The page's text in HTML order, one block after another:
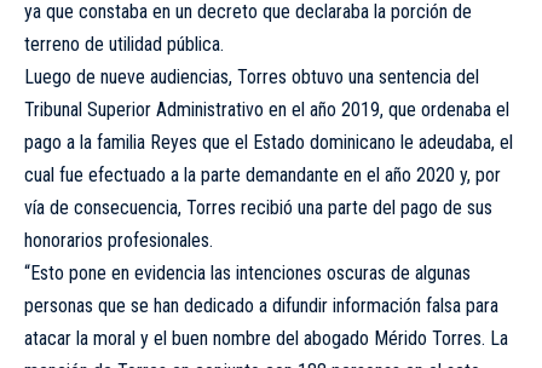
ya que constaba en un decreto que declaraba la porción de
terreno de utilidad pública.
Luego de nueve audiencias, Torres obtuvo una sentencia del
Tribunal Superior Administrativo en el año 2019, que ordenaba el
pago a la familia Reyes que el Estado dominicano le adeudaba, el
cual fue efectuado a la parte demandante en el año 2020 y, por
vía de consecuencia, Torres recibió una parte del pago de sus
honorarios profesionales.
“Esto pone en evidencia las intenciones oscuras de algunas
personas que se han dedicado a difundir información falsa para
atacar la moral y el buen nombre del abogado Mérido Torres. La